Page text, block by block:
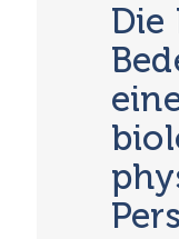
Die